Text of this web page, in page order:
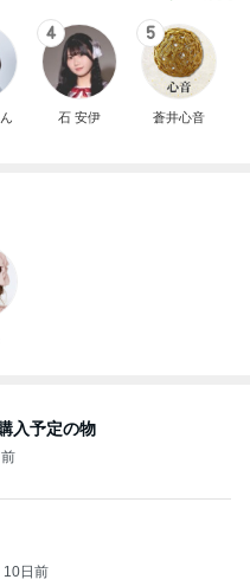
4
石 安伊
5
蒼井心音
入予定の物
10日前